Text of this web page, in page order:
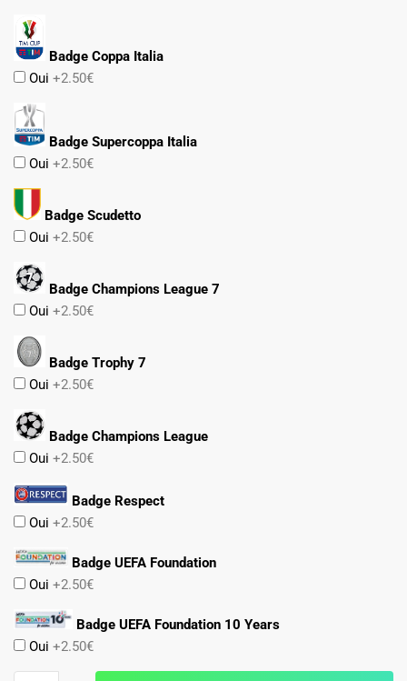
Badge Coppa Italia
Oui +2.50€
Badge Supercoppa Italia
Oui +2.50€
Badge Scudetto
Oui +2.50€
Badge Champions League 7
Oui +2.50€
Badge Trophy 7
Oui +2.50€
Badge Champions League
Oui +2.50€
Badge Respect
Oui +2.50€
Badge UEFA Foundation
Oui +2.50€
Badge UEFA Foundation 10 Years
Oui +2.50€